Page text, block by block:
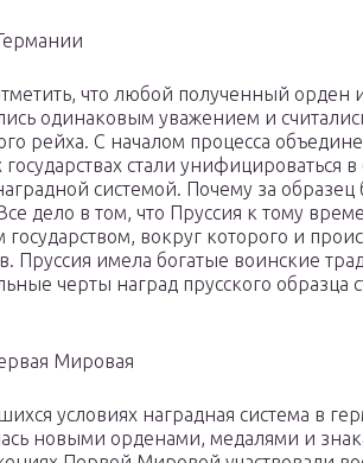
что любой полученный орден
одинаковым уважением и
рейха. С началом процесса
стали унифицироваться
системой. Почему за
дело в том, что Пруссия к тому
вокруг которого и
Пруссия имела богатые воинские
черты наград прусского
Мировая
условиях наградная система в
новыми орденами, медалями и